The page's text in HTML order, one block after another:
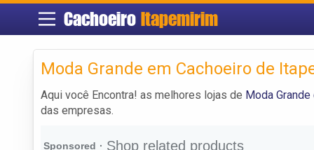
Cachoeiro Itapemirim
Moda Grande em Cachoeiro de
Aqui você Encontra! as melhores lojas de Moda
das empresas.